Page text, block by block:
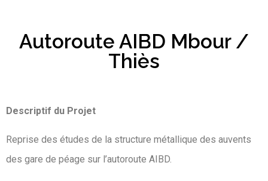
Autoroute AIBD Mbour /
Thiès
Descriptif du Projet
Reprise des études de la structure métallique des auvents
des gare de péage sur l’autoroute AIBD.